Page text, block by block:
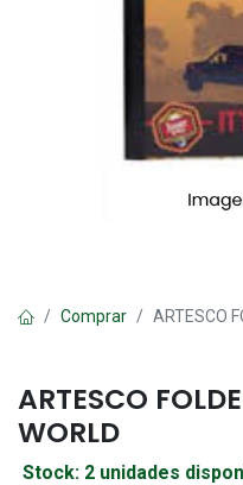
Comprar ARTESCO
ARTESCO
WORLD
Stock: 2 unidades